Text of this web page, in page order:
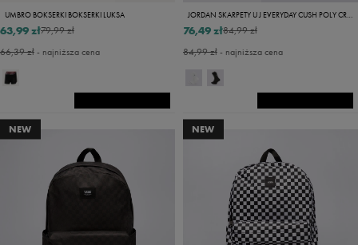
UMBRO BOKSERKI BOKSERKI LUKSA
79,99 zł
63,99 zł
66,39 zł- najniższa cena
JORDAN SKARPETY U J EVERYDAY CUSH POLY CREW 3PR
84,99 zł
76,49 zł
84,99 zł- najniższa cena
NEW NEW